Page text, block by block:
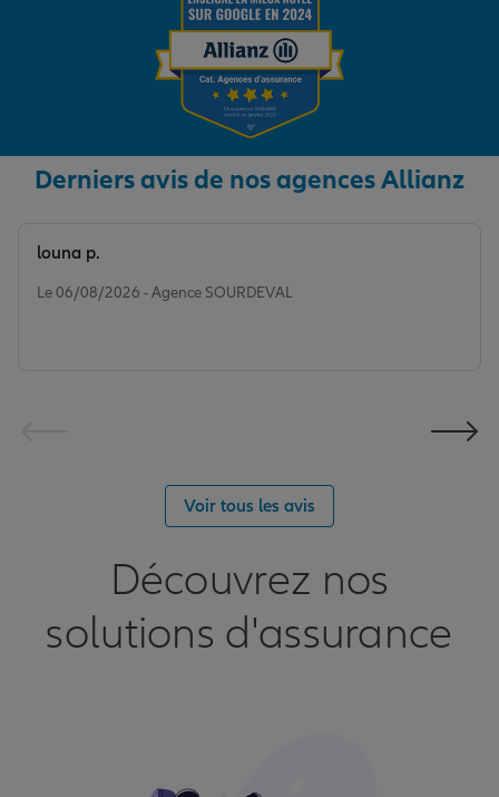
Derniers avis de nos agences Allianz
Le 06/08/2026 - Agence SOURDEVAL
louna p.
Voir tous les avis
Découvrez nos
solutions d'assurance